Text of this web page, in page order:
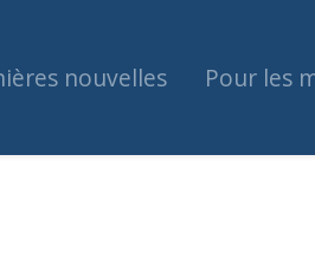
nouvelles Pour les